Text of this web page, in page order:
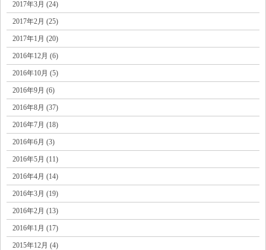
2017年3月 (24)
2017年2月 (25)
2017年1月 (20)
2016年12月 (6)
2016年10月 (5)
2016年9月 (6)
2016年8月 (37)
2016年7月 (18)
2016年6月 (3)
2016年5月 (11)
2016年4月 (14)
2016年3月 (19)
2016年2月 (13)
2016年1月 (17)
2015年12月 (4)